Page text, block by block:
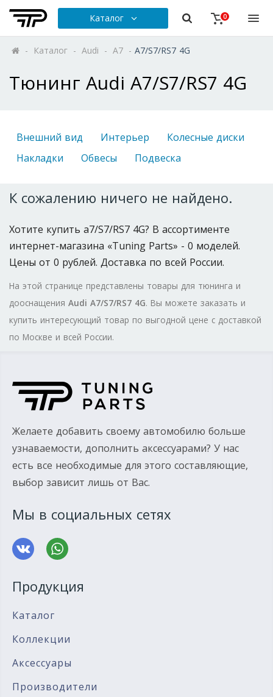
Каталог 0
- Каталог - Audi - A7 - A7/S7/RS7 4G
Тюнинг Audi A7/S7/RS7 4G
Внешний вид Интерьер
Колесные диски
Накладки
Обвесы Подвеска
К сожалению ничего не найдено.
Хотите купить a7/S7/RS7 4G? В ассортименте
интернет-магазина «Tuning Parts» - 0 моделей.
Цены от 0 рублей. Доставка по всей России.
На этой странице представлены товары для тюнинга и
дооснащения Audi A7/S7/RS7 4G. Вы можете заказать и
купить интересующий товар по выгодной цене с доставкой
по Москве и всей России.
Желаете добавить своему автомобилю больше
узнаваемости, дополнить аксессуарами? У нас
есть все необходимые для этого составляющие,
выбор зависит лишь от Вас.
Мы в социальных сетях
Продукция
Каталог
Коллекции
Аксессуары
Производители